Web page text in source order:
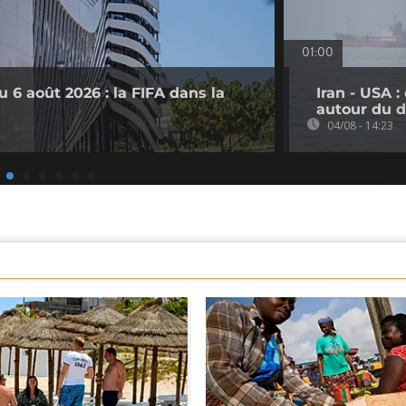
6 août 2026 : la FIFA dans la
01:00
Iran - USA
autour du
04/08 - 14:23